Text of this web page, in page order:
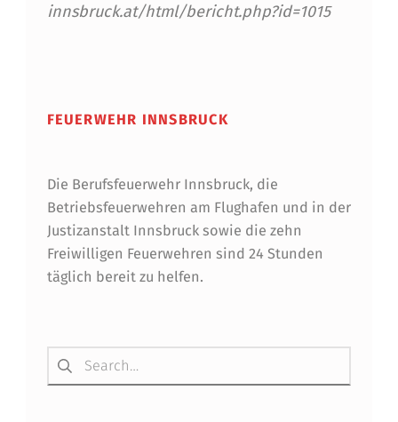
D
E
T
O
R
innsbruck.at/html/bericht.php?id=1015
FEUERWEHR INNSBRUCK
Die Berufsfeuerwehr Innsbruck, die
Betriebsfeuerwehren am Flughafen und in der
Justizanstalt Innsbruck sowie die zehn
Freiwilligen Feuerwehren sind 24 Stunden
täglich bereit zu helfen.
Suchen nach: